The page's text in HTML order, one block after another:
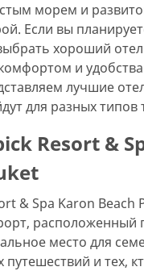
морем и
Если вы
хороший
и
лучшие
для разных типов
Resort &
& Spa Karon Beach
расположенный
место для
путешествий и тех,